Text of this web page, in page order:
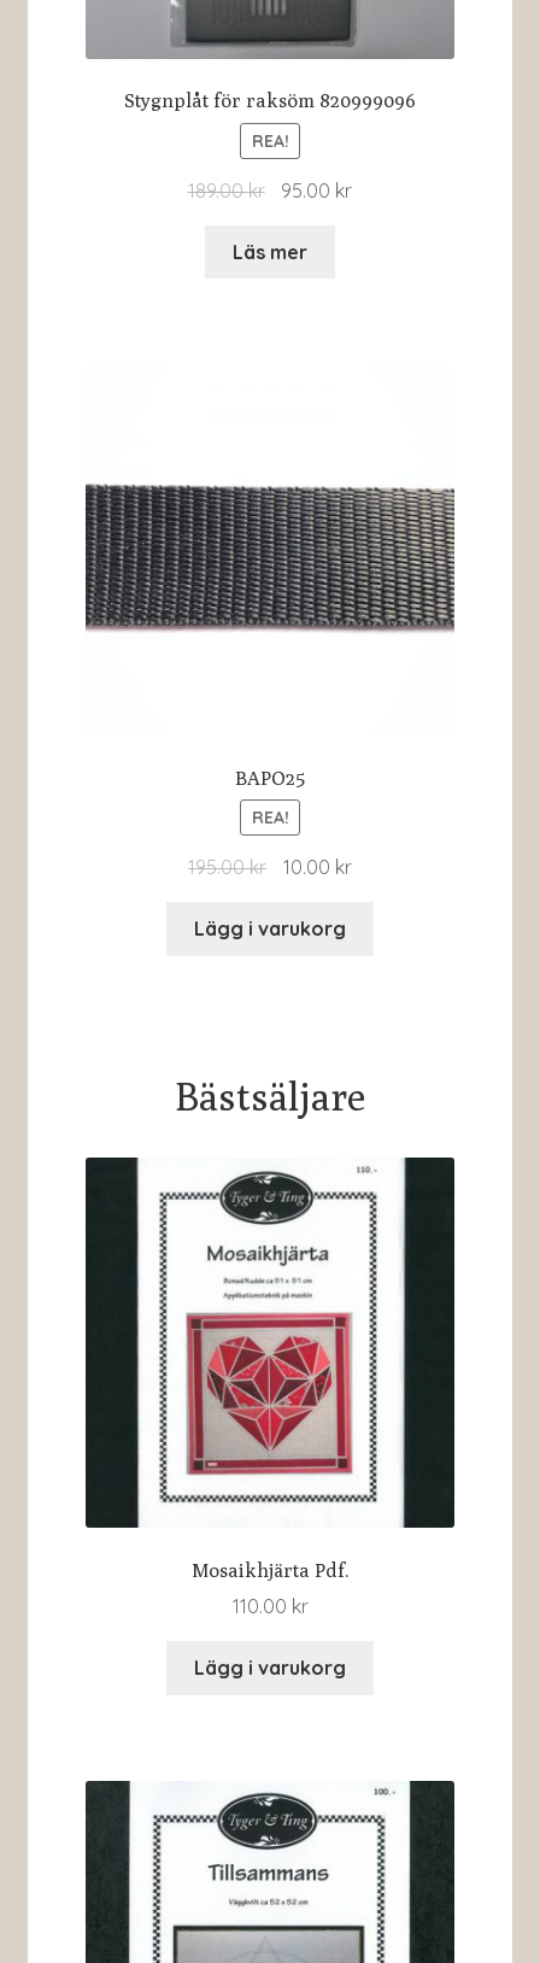
Stygnplåt för raksöm 820999096
REA!
189.00kr 95.00 kr
Läs mer
BAPO25
REA!
195.00kr 10.00 kr
Lägg i varukorg
Bästsäljare
Mosaikhjärta Pdf.
110.00 kr
Lägg i varukorg